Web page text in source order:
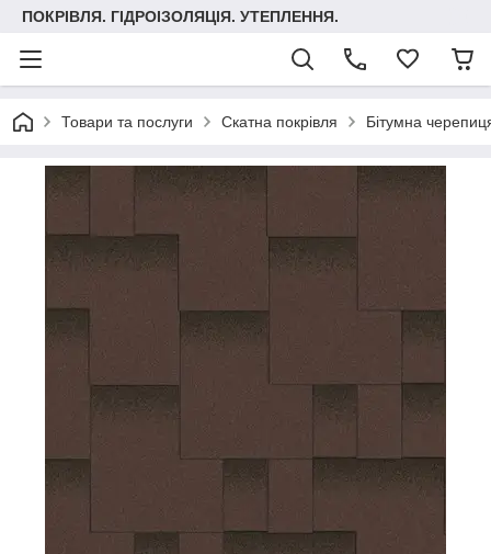
ПОКРІВЛЯ. ГІДРОІЗОЛЯЦІЯ. УТЕПЛЕННЯ.
Товари та послуги Скатна покрівля Бітумна